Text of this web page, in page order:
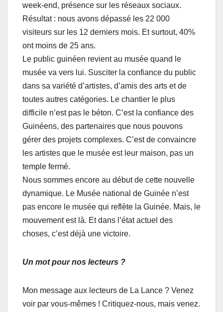
week-end, présence sur les réseaux sociaux.
Résultat : nous avons dépassé les 22 000
visiteurs sur les 12 derniers mois. Et surtout, 40%
ont moins de 25 ans.
Le public guinéen revient au musée quand le
musée va vers lui. Susciter la confiance du public
dans sa variété d’artistes, d’amis des arts et de
toutes autres catégories. Le chantier le plus
difficile n’est pas le béton. C’est la confiance des
Guinéens, des partenaires que nous pouvons
gérer des projets complexes. C’est de convaincre
les artistes que le musée est leur maison, pas un
temple fermé.
Nous sommes encore au début de cette nouvelle
dynamique. Le Musée national de Guinée n’est
pas encore le musée qui reflète la Guinée. Mais, le
mouvement est là. Et dans l’état actuel des
choses, c’est déjà une victoire.
Un mot pour nos lecteurs ?
Mon message aux lecteurs de La Lance ? Venez
voir par vous-mêmes ! Critiquez-nous, mais venez.